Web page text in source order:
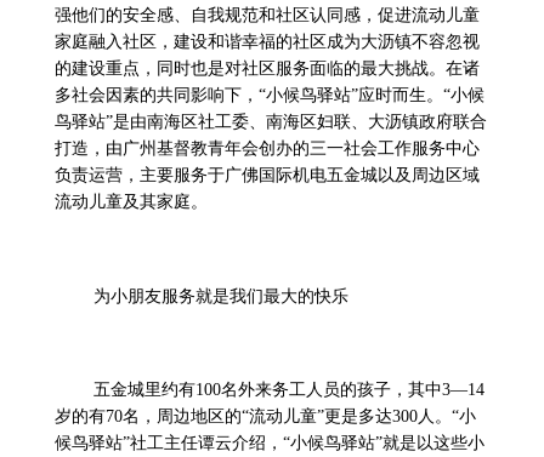
强他们的安全感、自我规范和社区认同感，促进流动儿童
家庭融入社区，建设和谐幸福的社区成为大沥镇不容忽视
的建设重点，同时也是对社区服务面临的最大挑战。在诸
多社会因素的共同影响下，“小候鸟驿站”应时而生。“小候
鸟驿站”是由南海区社工委、南海区妇联、大沥镇政府联合
打造，由广州基督教青年会创办的三一社会工作服务中心
负责运营，主要服务于广佛国际机电五金城以及周边区域
流动儿童及其家庭。
为小朋友服务就是我们最大的快乐
五金城里约有100名外来务工人员的孩子，其中3—14
岁的有70名，周边地区的“流动儿童”更是多达300人。“小
候鸟驿站”社工主任谭云介绍，“小候鸟驿站”就是以这些小